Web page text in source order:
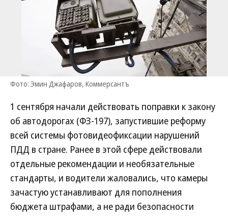
Фото: Эмин Джафаров, Коммерсантъ
1 сентября начали действовать поправки к закону
об автодорогах (ФЗ-197), запустившие реформу
всей системы фотовидеофиксации нарушений
ПДД в стране. Ранее в этой сфере действовали
отдельные рекомендации и необязательные
стандарты, и водители жаловались, что камеры
зачастую устанавливают для пополнения
бюджета штрафами, а не ради безопасности